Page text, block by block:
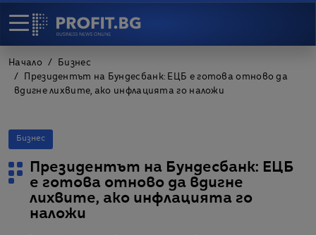
Начало
Бизнес
Президентът на Бундесбанк: ЕЦБ е готова отново да
вдигне лихвите, ако инфлацията го наложи
Бизнес
Президентът на Бундесбанк: ЕЦБ
е готова отново да вдигне
лихвите, ако инфлацията го
наложи